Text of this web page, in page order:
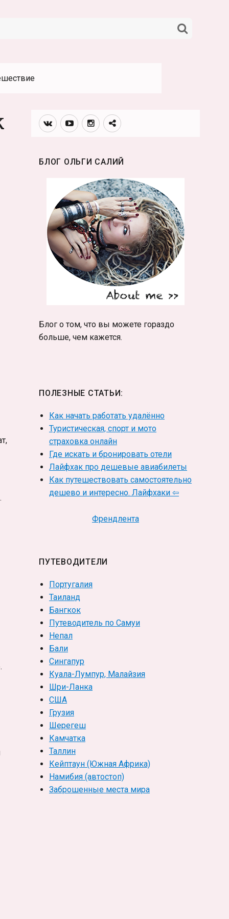
Вконтакте
YoutubeИнстаграмм
Телеграм
БЛОГ ОЛЬГИ САЛИЙ
Блог о том, что вы можете гораздо
больше, чем кажется.
ПОЛЕЗНЫЕ СТАТЬИ:
Как начать работать удалённо
Туристическая, спорт и мото
страховка онлайн
Где искать и бронировать отели
Лайфхак про дешевые авиабилеты
Как путешествовать самостоятельно
дешево и интересно. Лайфхаки ⇦
Френдлента
ПУТЕВОДИТЕЛИ
Португалия
Таиланд
Бангкок
Путеводитель по Самуи
Непал
Бали
Сингапур
Куала-Лумпур, Малайзия
Шри-Ланка
США
Грузия
Шерегеш
Камчатка
Таллин
Кейптаун (Южная Африка)
Намибия (автостоп)
Заброшенные места мира